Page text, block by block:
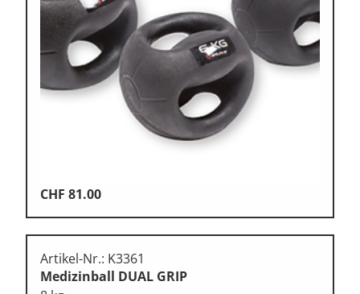
CHF 81.00
Artikel-Nr.: K3361
Medizinball DUAL GRIP